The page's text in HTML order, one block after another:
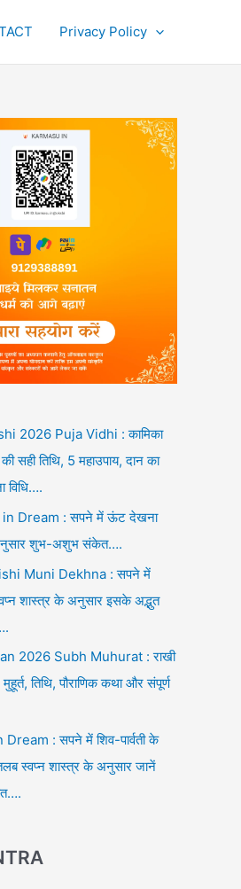
Privacy Policy
2026 Puja Vidhi : कामिका
सही तिथि, 5 महाउपाय, दान का
विधि….
Dream : सपने में ऊंट देखना
शुभ-अशुभ संकेत….
Muni Dekhna : सपने में
शास्त्र के अनुसार इसके अद्भुत
2026 Subh Muhurat : राखी
तिथि, पौराणिक कथा और संपूर्ण
: सपने में शिव-पार्वती के
स्वप्न शास्त्र के अनुसार जानें